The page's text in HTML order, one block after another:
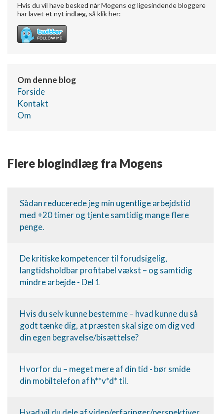
Hvis du vil have besked når Mogens og ligesindende bloggere
har lavet et nyt indlæg, så klik her:
Om denne blog
Forside
Kontakt
Om
Flere blogindlæg fra Mogens
Sådan reducerede jeg min ugentlige arbejdstid
med +20 timer og tjente samtidig mange flere
penge.
De kritiske kompetencer til forudsigelig,
langtidsholdbar profitabel vækst – og samtidig
mindre arbejde - Del 1
Hvis du selv kunne bestemme – hvad kunne du så
godt tænke dig, at præsten skal sige om dig ved
din egen begravelse/bisættelse?
Hvorfor du – meget mere af din tid - bør smide
din mobiltelefon af h**v*d* til.
placeringsoplysninger
Identificere enheder baseret på aktivt
anmodede oplysninger
Funktionel